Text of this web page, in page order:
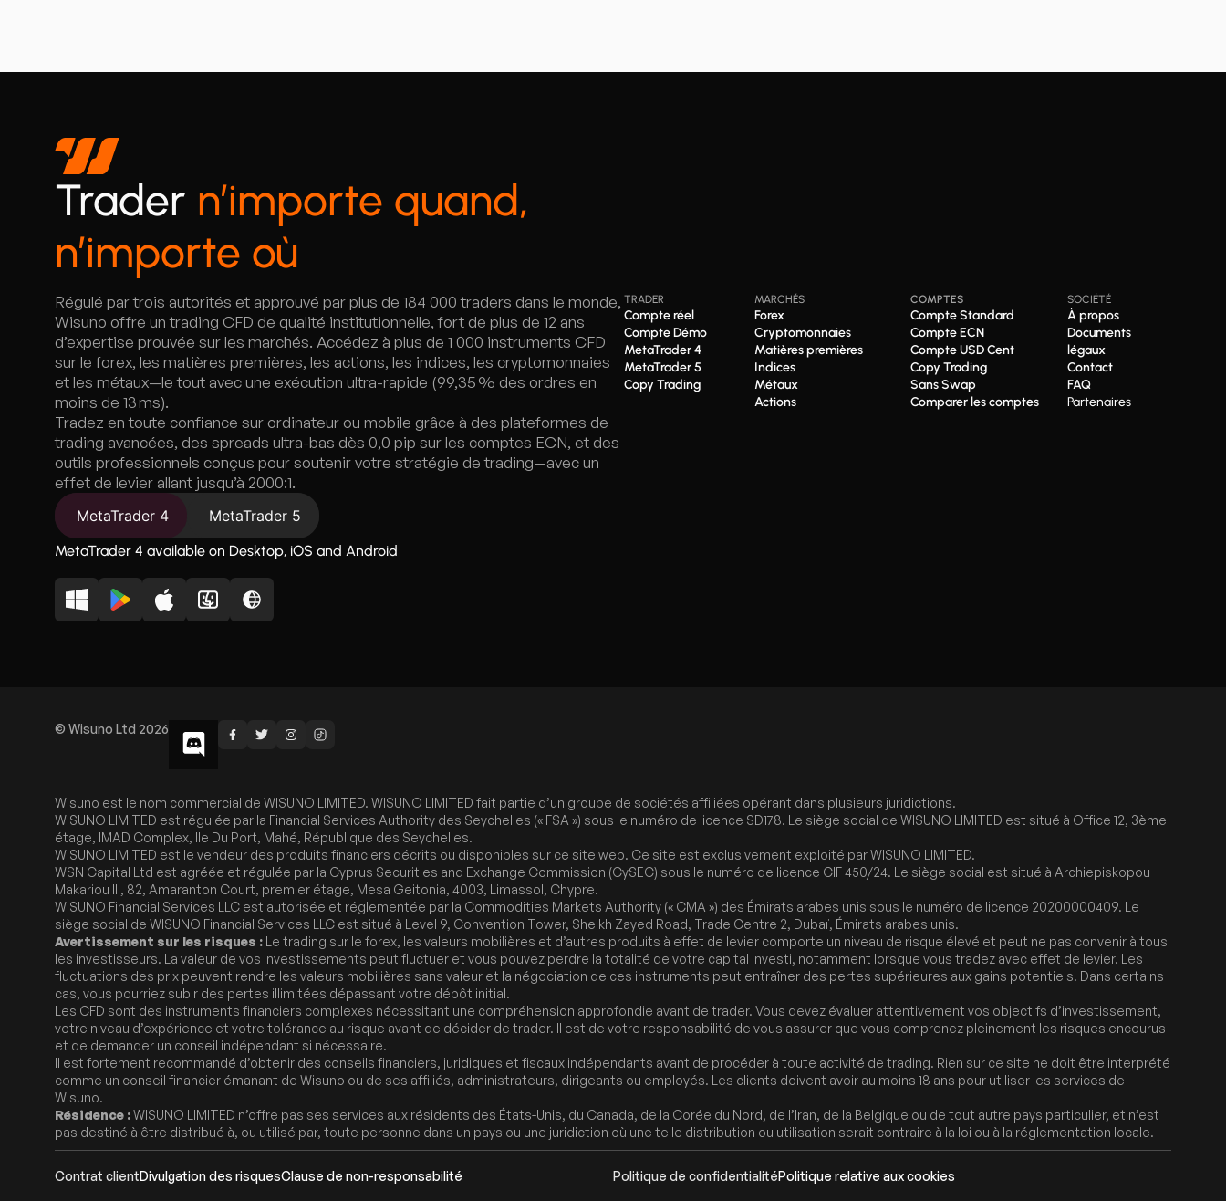
Trader n’importe quand,
n’importe où
Régulé par trois autorités et approuvé par plus de 184 000 traders dans le monde,
Wisuno offre un trading CFD de qualité institutionnelle, fort de plus de 12 ans
d’expertise prouvée sur les marchés. Accédez à plus de 1 000 instruments CFD
sur le forex, les matières premières, les actions, les indices, les cryptomonnaies
et les métaux—le tout avec une exécution ultra-rapide (99,35 % des ordres en
moins de 13 ms).
Tradez en toute confiance sur ordinateur ou mobile grâce à des plateformes de
trading avancées, des spreads ultra-bas dès 0,0 pip sur les comptes ECN, et des
outils professionnels conçus pour soutenir votre stratégie de trading—avec un
effet de levier allant jusqu’à 2000:1.
TRADER
Compte réel
Compte Démo
MetaTrader 4
MetaTrader 5
Copy Trading
MARCHÉS
Forex
Cryptomonnaies
Matières premières
Indices
Métaux
Actions
COMPTES
Compte Standard
Compte ECN
Compte USD Cent
Copy Trading
Sans Swap
Comparer les comptes
SOCIÉTÉ
À propos
Documents
légaux
Contact
FAQ
Partenaires
MetaTrader 4 MetaTrader 5
MetaTrader 4 available on Desktop, iOS and Android
© Wisuno Ltd 2026
Wisuno est le nom commercial de WISUNO LIMITED. WISUNO LIMITED fait partie d’un groupe de sociétés affiliées opérant dans plusieurs juridictions.
WISUNO LIMITED est régulée par la Financial Services Authority des Seychelles (« FSA ») sous le numéro de licence SD178. Le siège social de WISUNO LIMITED est situé à Office 12, 3ème
étage, IMAD Complex, Ile Du Port, Mahé, République des Seychelles.
WISUNO LIMITED est le vendeur des produits financiers décrits ou disponibles sur ce site web. Ce site est exclusivement exploité par WISUNO LIMITED.
WSN Capital Ltd est agréée et régulée par la Cyprus Securities and Exchange Commission (CySEC) sous le numéro de licence CIF 450/24. Le siège social est situé à Archiepiskopou
Makariou III, 82, Amaranton Court, premier étage, Mesa Geitonia, 4003, Limassol, Chypre.
WISUNO Financial Services LLC est autorisée et réglementée par la Commodities Markets Authority (« CMA ») des Émirats arabes unis sous le numéro de licence 20200000409. Le
siège social de WISUNO Financial Services LLC est situé à Level 9, Convention Tower, Sheikh Zayed Road, Trade Centre 2, Dubaï, Émirats arabes unis.
Avertissement sur les risques : Le trading sur le forex, les valeurs mobilières et d’autres produits à effet de levier comporte un niveau de risque élevé et peut ne pas convenir à tous
les investisseurs. La valeur de vos investissements peut fluctuer et vous pouvez perdre la totalité de votre capital investi, notamment lorsque vous tradez avec effet de levier. Les
fluctuations des prix peuvent rendre les valeurs mobilières sans valeur et la négociation de ces instruments peut entraîner des pertes supérieures aux gains potentiels. Dans certains
cas, vous pourriez subir des pertes illimitées dépassant votre dépôt initial.
Les CFD sont des instruments financiers complexes nécessitant une compréhension approfondie avant de trader. Vous devez évaluer attentivement vos objectifs d’investissement,
votre niveau d’expérience et votre tolérance au risque avant de décider de trader. Il est de votre responsabilité de vous assurer que vous comprenez pleinement les risques encourus
et de demander un conseil indépendant si nécessaire.
Il est fortement recommandé d’obtenir des conseils financiers, juridiques et fiscaux indépendants avant de procéder à toute activité de trading. Rien sur ce site ne doit être interprété
comme un conseil financier émanant de Wisuno ou de ses affiliés, administrateurs, dirigeants ou employés. Les clients doivent avoir au moins 18 ans pour utiliser les services de
Wisuno.
Résidence :WISUNO LIMITED n’offre pas ses services aux résidents des États-Unis, du Canada, de la Corée du Nord, de l’Iran, de la Belgique ou de tout autre pays particulier, et n’est
pas destiné à être distribué à, ou utilisé par, toute personne dans un pays ou une juridiction où une telle distribution ou utilisation serait contraire à la loi ou à la réglementation locale.
Contrat clientDivulgation des risquesClause de non-responsabilité Politique de confidentialitéPolitique relative aux cookies